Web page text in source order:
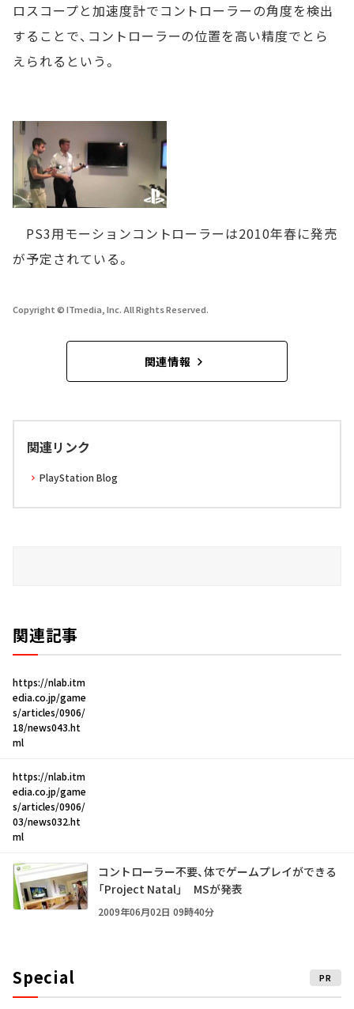
ロスコープと加速度計でコントローラーの角度を検出
することで、コントローラーの位置を高い精度でとら
えられるという。
PS3用モーションコントローラーは2010年春に発売
が予定されている。
Copyright © ITmedia, Inc. All Rights Reserved.
関連情報
関連リンク
PlayStation Blog
関連記事
https://nlab.itm
edia.co.jp/game
s/articles/0906/
18/news043.ht
ml
https://nlab.itm
edia.co.jp/game
s/articles/0906/
03/news032.ht
ml
コントローラー不要、体でゲームプレイができる
「Project Natal」 MSが発表
2009年06月02日 09時40分
Special PR